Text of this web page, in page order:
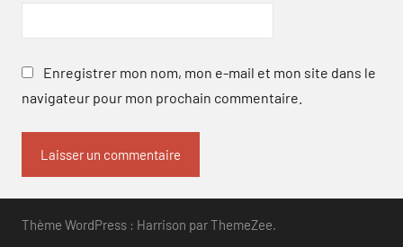
Enregistrer mon nom, mon e-mail et mon site dans le
navigateur pour mon prochain commentaire.
Thème WordPress : Harrison par ThemeZee.